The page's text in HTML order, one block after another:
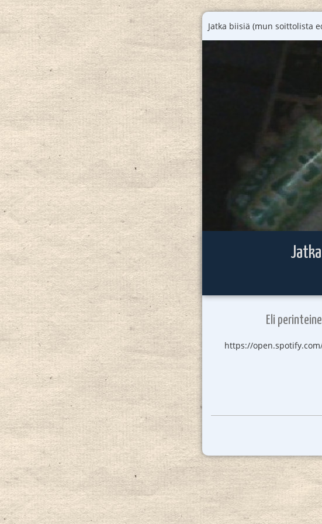
Jatka biisiä (mun soittolista
Eli
https://